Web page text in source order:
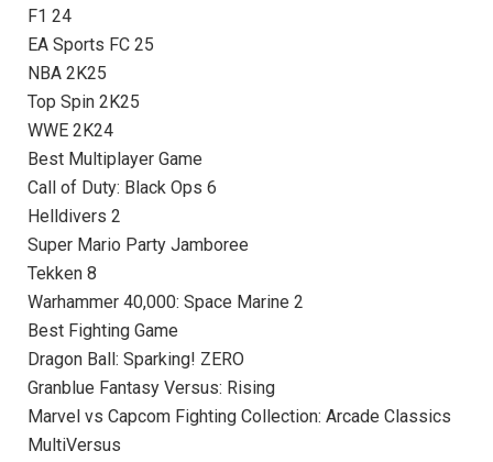
F1 24
EA Sports FC 25
NBA 2K25
Top Spin 2K25
WWE 2K24
Best Multiplayer Game
Call of Duty: Black Ops 6
Helldivers 2
Super Mario Party Jamboree
Tekken 8
Warhammer 40,000: Space Marine 2
Best Fighting Game
Dragon Ball: Sparking! ZERO
Granblue Fantasy Versus: Rising
Marvel vs Capcom Fighting Collection: Arcade Classics
MultiVersus